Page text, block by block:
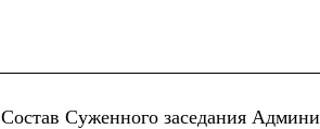
Состав Суженного заседания